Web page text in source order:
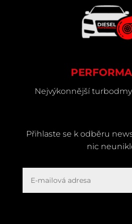
Nejvýkonnější
Přihlaste se k odběru
nic